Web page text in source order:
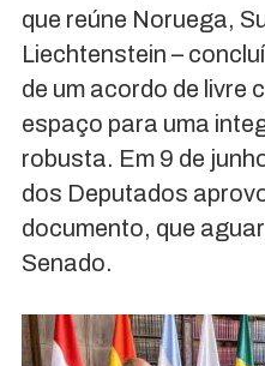
que reúne Noruega,
Liechtenstein –
de um acordo de livre
espaço para uma
robusta. Em 9 de
dos Deputados
documento, que
Senado.